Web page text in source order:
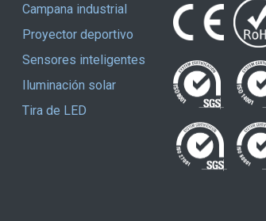
Campana industrial
Proyector deportivo
Sensores inteligentes
Iluminación solar
Tira de LED